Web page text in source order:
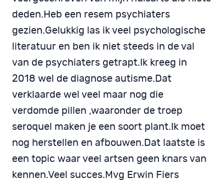
deden.Heb een resem psychiaters
gezien.Gelukkig las ik veel psychologische
literatuur en ben ik niet steeds in de val
van de psychiaters getrapt.Ik kreeg in
2018 wel de diagnose autisme.Dat
verklaarde wel veel maar nog die
verdomde pillen ,waaronder de troep
seroquel maken je een soort plant.Ik moet
nog herstellen en afbouwen.Dat laatste is
een topic waar veel artsen geen knars van
kennen.Veel succes.Mvg Erwin Fiers